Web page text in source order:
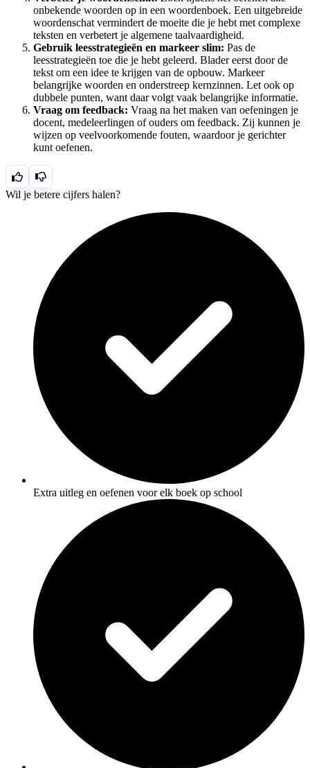
onbekende woorden op in een woordenboek. Een uitgebreide
woordenschat vermindert de moeite die je hebt met complexe
teksten en verbetert je algemene taalvaardigheid.
Gebruik leesstrategieën en markeer slim: Pas de
leesstrategieën toe die je hebt geleerd. Blader eerst door de
tekst om een idee te krijgen van de opbouw. Markeer
belangrijke woorden en onderstreep kernzinnen. Let ook op
dubbele punten, want daar volgt vaak belangrijke informatie.
Vraag om feedback: Vraag na het maken van oefeningen je
docent, medeleerlingen of ouders om feedback. Zij kunnen je
wijzen op veelvoorkomende fouten, waardoor je gerichter
kunt oefenen.
Wil je betere cijfers halen?
Extra uitleg en oefenen voor elk boek op school